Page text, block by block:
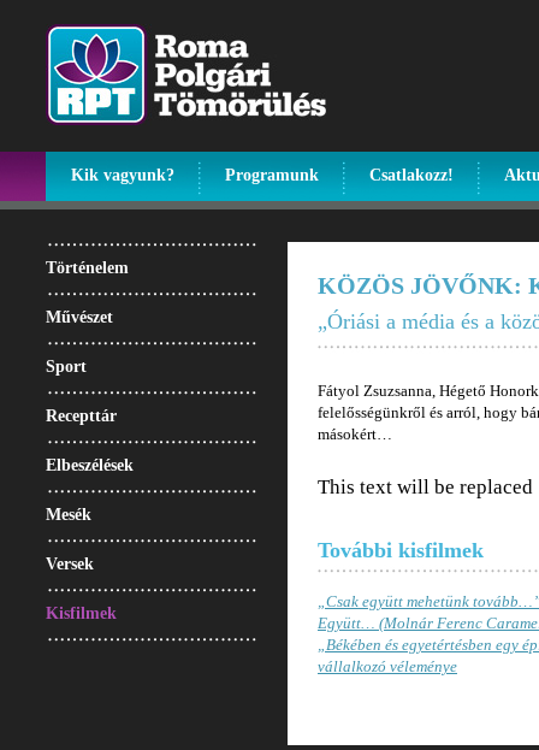
Kik vagyunk? Programunk Csatlakozz!
Történelem
Művészet
Sport
Recepttár
Elbeszélések
Mesék
Versek
Kisfilmek
KÖZÖS JÖVŐNK:
„Óriási a média és a
Fátyol Zsuzsanna, Hégető
felelősségünkről és arról, hogy
másokért…
This text will be replaced
További kisfilmek
„Csak együtt mehetünk
Együtt… (Molnár Ferenc
„Békében és egyetértésben egy
vállalkozó véleménye